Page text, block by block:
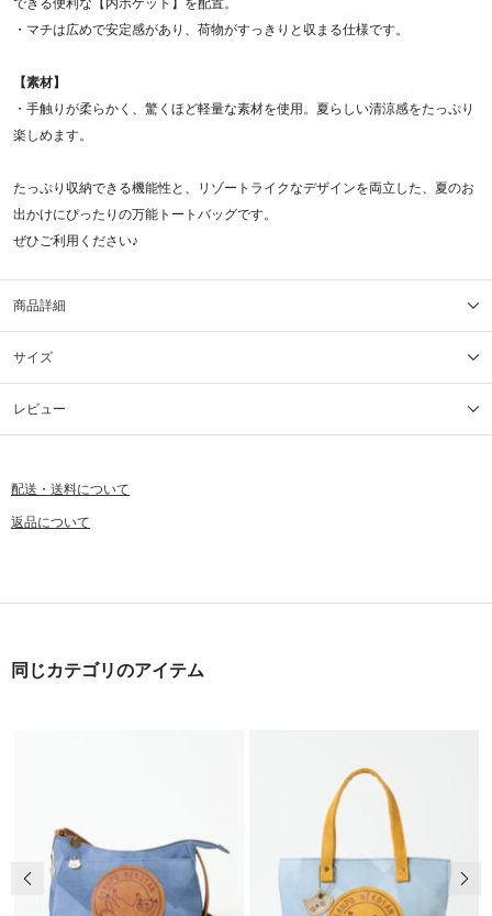
できる便利な【内ポケット】を配置。
・マチは広めで安定感があり、荷物がすっきりと収まる仕様です。
【素材】
・手触りが柔らかく、驚くほど軽量な素材を使用。夏らしい清涼感をたっぷり
楽しめます。
たっぷり収納できる機能性と、リゾートライクなデザインを両立した、夏のお
出かけにぴったりの万能トートバッグです。
ぜひご利用ください♪
商品詳細
サイズ
レビュー
配送・送料について
返品について
同じカテゴリのアイテム
前の画像